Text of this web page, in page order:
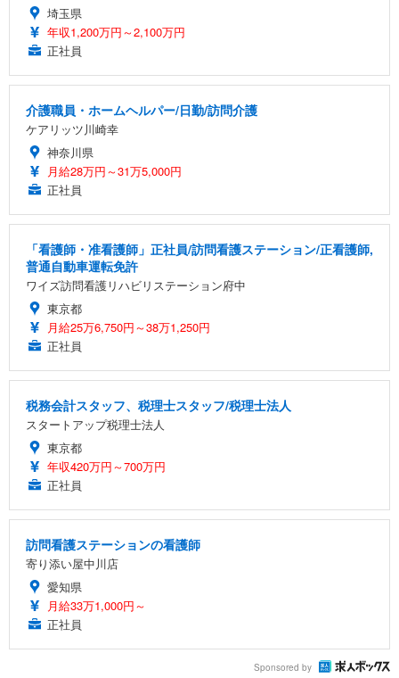
埼玉県
年収1,200万円～2,100万円
正社員
介護職員・ホームヘルパー/日勤/訪問介護
ケアリッツ川崎幸
神奈川県
月給28万円～31万5,000円
正社員
「看護師・准看護師」正社員/訪問看護ステーション/正看護師,
普通自動車運転免許
ワイズ訪問看護リハビリステーション府中
東京都
月給25万6,750円～38万1,250円
正社員
税務会計スタッフ、税理士スタッフ/税理士法人
スタートアップ税理士法人
東京都
年収420万円～700万円
正社員
訪問看護ステーションの看護師
寄り添い屋中川店
愛知県
月給33万1,000円～
正社員
Sponsored by